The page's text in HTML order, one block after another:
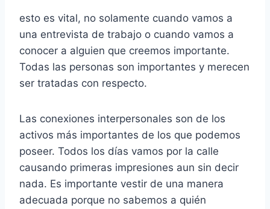
esto es vital, no solamente cuando vamos a
una entrevista de trabajo o cuando vamos a
conocer a alguien que creemos importante.
Todas las personas son importantes y merecen
ser tratadas con respecto.
Las conexiones interpersonales son de los
activos más importantes de los que podemos
poseer. Todos los días vamos por la calle
causando primeras impresiones aun sin decir
nada. Es importante vestir de una manera
adecuada porque no sabemos a quién